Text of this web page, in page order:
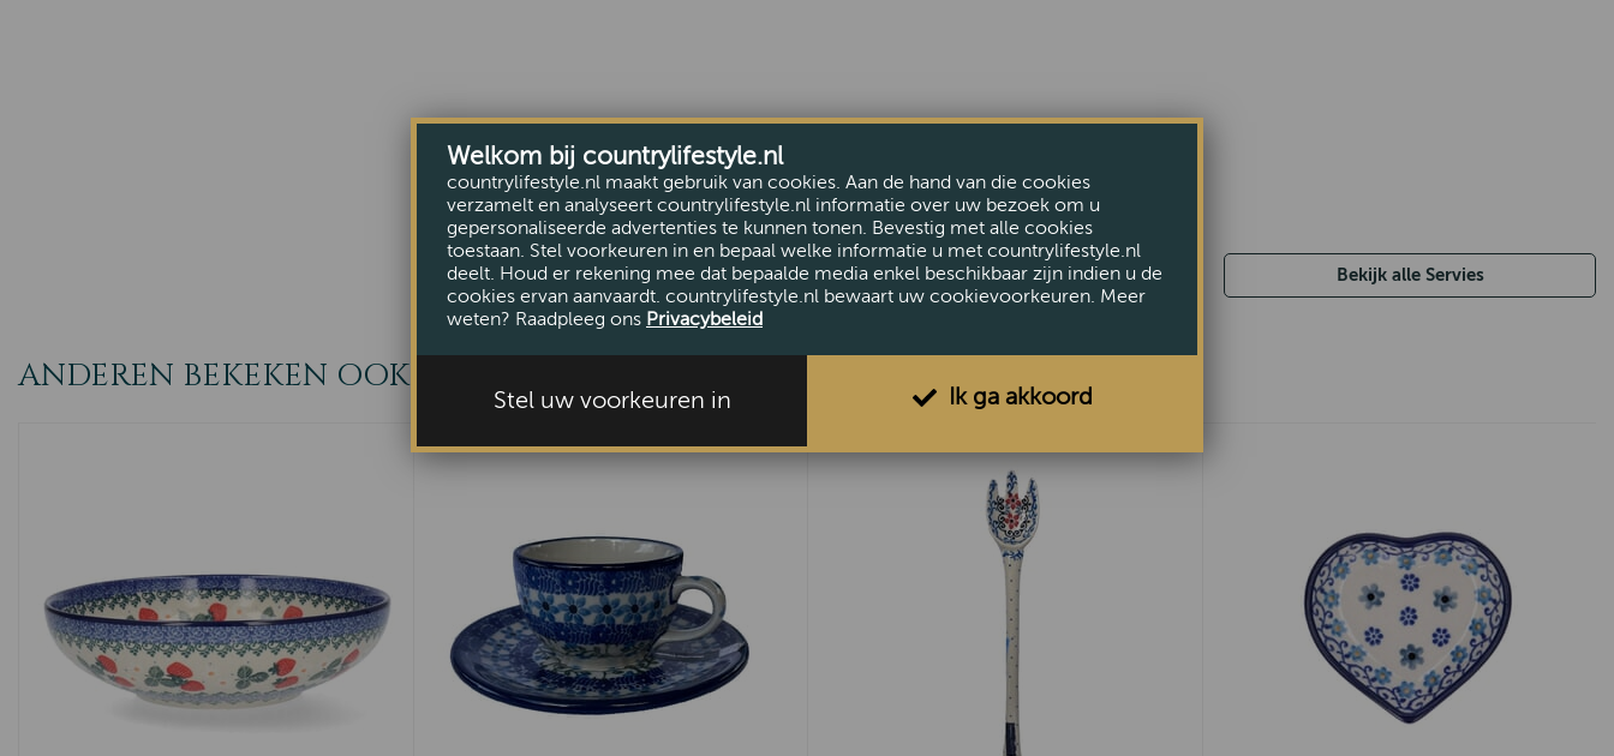
Bekijk alle Servies
ANDEREN BEKEKEN OOK
Welkom bij countrylifestyle.nl
countrylifestyle.nl maakt gebruik van cookies. Aan de hand van die cookies
verzamelt en analyseert countrylifestyle.nl informatie over uw bezoek om u
gepersonaliseerde advertenties te kunnen tonen. Bevestig met alle cookies
toestaan. Stel voorkeuren in en bepaal welke informatie u met countrylifestyle.nl
deelt. Houd er rekening mee dat bepaalde media enkel beschikbaar zijn indien u de
cookies ervan aanvaardt. countrylifestyle.nl bewaart uw cookievoorkeuren. Meer
weten? Raadpleeg ons Privacybeleid
Stel uw voorkeuren in Ik ga akkoord